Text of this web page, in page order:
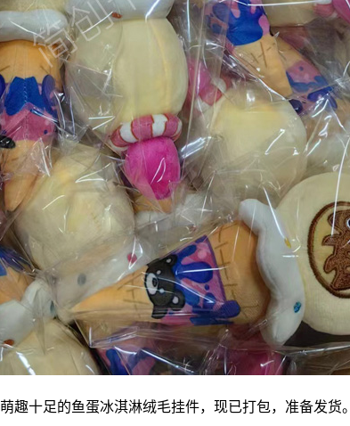
萌趣十足的鱼蛋冰淇淋绒毛挂件，现已打包，准备发货。